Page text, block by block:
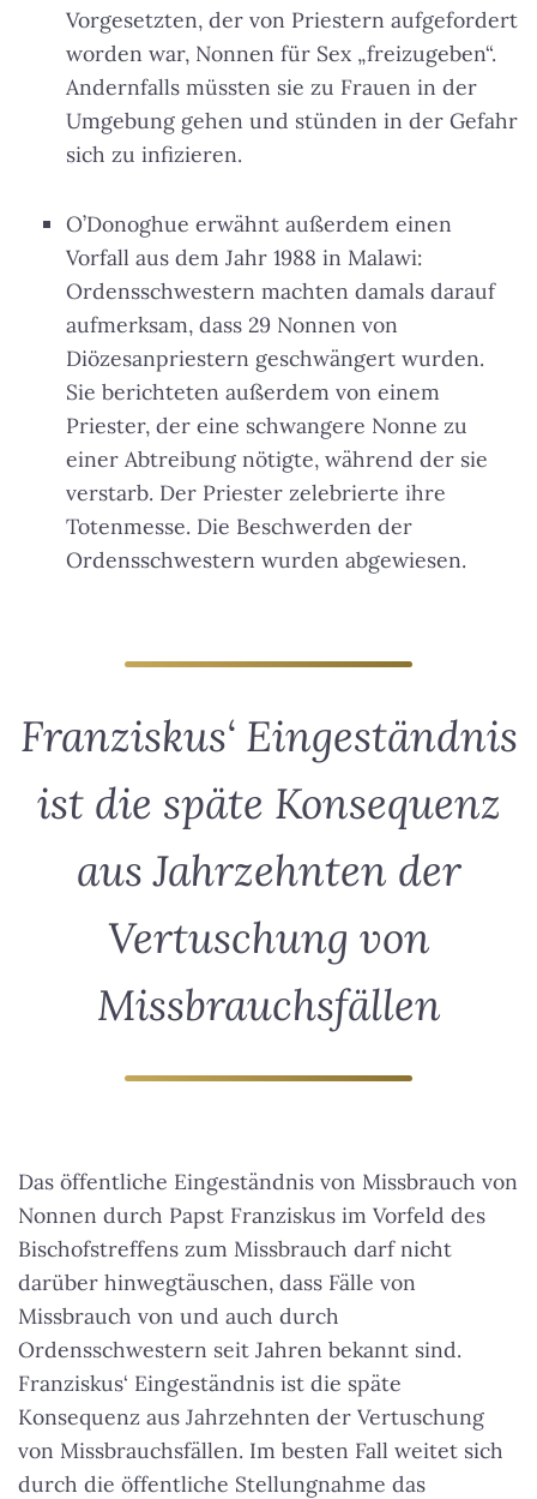
Vorgesetzten, der von Priestern aufgefordert
worden war, Nonnen für Sex „freizugeben“.
Andernfalls müssten sie zu Frauen in der
Umgebung gehen und stünden in der Gefahr
sich zu infizieren.
O’Donoghue erwähnt außerdem einen
Vorfall aus dem Jahr 1988 in Malawi:
Ordensschwestern machten damals darauf
aufmerksam, dass 29 Nonnen von
Diözesanpriestern geschwängert wurden.
Sie berichteten außerdem von einem
Priester, der eine schwangere Nonne zu
einer Abtreibung nötigte, während der sie
verstarb. Der Priester zelebrierte ihre
Totenmesse. Die Beschwerden der
Ordensschwestern wurden abgewiesen.
Franziskus‘ Eingeständnis
ist die späte Konsequenz
aus Jahrzehnten der
Vertuschung von
Missbrauchsfällen
Das öffentliche Eingeständnis von Missbrauch von
Nonnen durch Papst Franziskus im Vorfeld des
Bischofstreffens zum Missbrauch darf nicht
darüber hinwegtäuschen, dass Fälle von
Missbrauch von und auch durch
Ordensschwestern seit Jahren bekannt sind.
Franziskus‘ Eingeständnis ist die späte
Konsequenz aus Jahrzehnten der Vertuschung
von Missbrauchsfällen. Im besten Fall weitet sich
durch die öffentliche Stellungnahme das